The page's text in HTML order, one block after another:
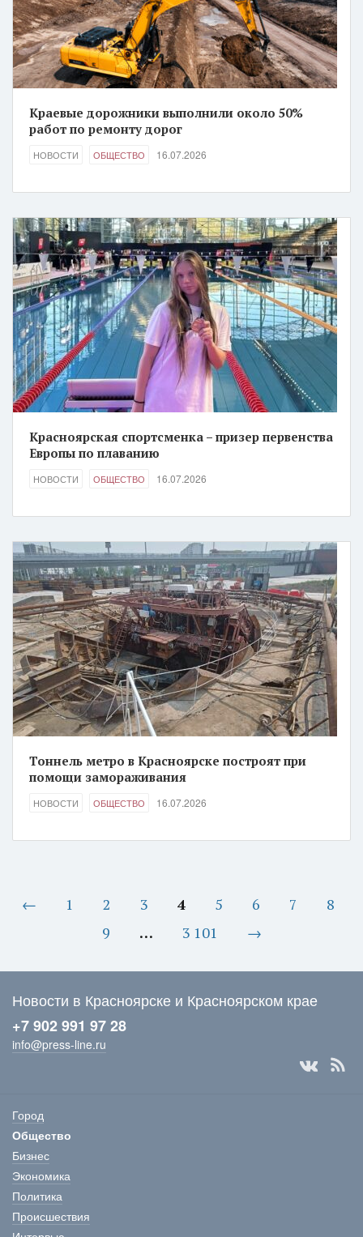
Краевые дорожники выполнили около 50%
работ по ремонту дорог
НОВОСТИ ОБЩЕСТВО 16.07.2026
Красноярская спортсменка – призер первенства
Европы по плаванию
НОВОСТИ ОБЩЕСТВО 16.07.2026
Тоннель метро в Красноярске построят при
помощи замораживания
НОВОСТИ ОБЩЕСТВО 16.07.2026
← 1 2 3 4 5 6 7
8
9
… 3 101 →
Новости в Красноярске и Красноярском крае
+7 902 991 97 28
info@press-line.ru
Город
Общество
Бизнес
Экономика
Политика
Происшествия